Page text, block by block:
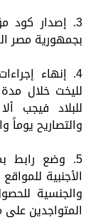
3. إصدار كود
بجمهورية مصر
4. إنهاء
لليخت خلال مدة
للبلاد فيجب
والتصاريح يوماً
5. وضع رابط
الأجنبية
والجنسية
المتواجدين